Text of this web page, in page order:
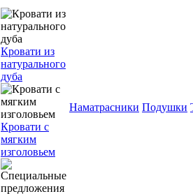
Кровати из
натурального
дуба
Кровати с
мягким
изголовьем
Наматрасники Подушки